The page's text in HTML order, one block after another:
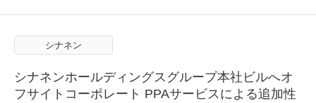
シナネン
シナネンホールディングスグループ本社ビルへオ
フサイトコーポレート PPAサービスによる追加性